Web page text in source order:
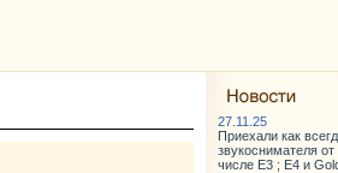
27.11.25
Приехали как
звукоснимателя
числе E3 ; E4 и